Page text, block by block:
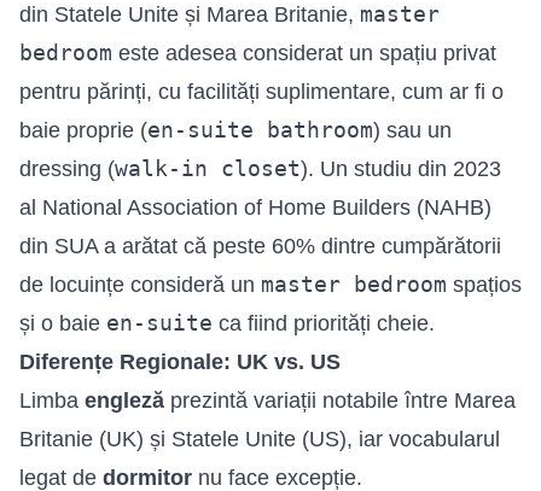
din Statele Unite și Marea Britanie, master
bedroom este adesea considerat un spațiu privat
pentru părinți, cu facilități suplimentare, cum ar fi o
baie proprie (en-suite bathroom) sau un
dressing (walk-in closet). Un studiu din 2023
al National Association of Home Builders (NAHB)
din SUA a arătat că peste 60% dintre cumpărătorii
de locuințe consideră un master bedroom spațios
și o baie en-suite ca fiind priorități cheie.
Diferențe Regionale: UK vs. US
Limba engleză prezintă variații notabile între Marea
Britanie (UK) și Statele Unite (US), iar vocabularul
legat de dormitor nu face excepție.